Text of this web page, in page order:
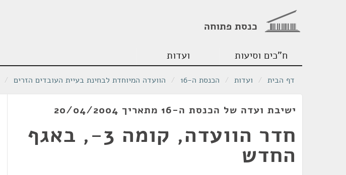
כנסת פתוחה
ח"כים וסיעות ועדות
דף הבית / ועדות / הכנסת ה-16 / הוועדה המיוחדת לבחינת בעיית העובדים הזרים /
ישיבת ועדה של הכנסת ה-16 מתאריך 20/04/2004
חדר הוועדה, קומה 3-, באגף
החדש